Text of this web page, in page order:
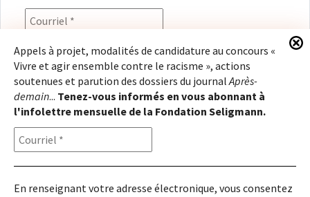
En renseignant votre adresse électronique, vous
consentez à recevoir l'infolettre de la Fondation
Seligmann, conformément à notrepolitique de
confidentialité. Il vous sera possible de vous
désabonner à tout moment.
Appels à projet, modalités de candidature au concours «
Vivre et agir ensemble contre le racisme », actions
soutenues et parution des dossiers du journalAprès-
demain... Tenez-vous informés en vous abonnant à
l'infolettre mensuelle de la Fondation Seligmann.
En renseignant votre adresse électronique, vous consentez